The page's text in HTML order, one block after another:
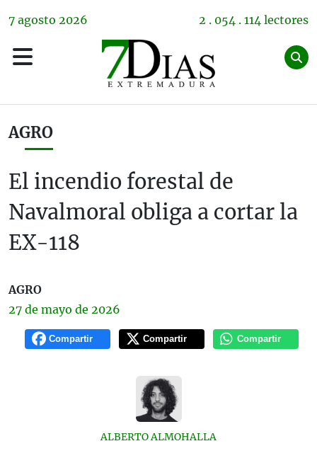
7 agosto 2026 2 . 054 . 114 lectores
AGRO
El incendio forestal de
Navalmoral obliga a cortar la
EX-118
AGRO
27 de mayo de 2026
Compartir Compartir Compartir
ALBERTO ALMOHALLA